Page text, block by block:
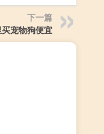
下一篇
宠物狗便宜